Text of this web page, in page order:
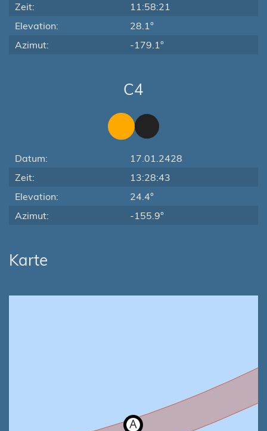
Zeit:
11:58:21
Elevation:
28.1°
Azimut:
-179.1°
C4
Datum:
17.01.2428
Zeit:
13:28:43
Elevation:
24.4°
Azimut:
-155.9°
Karte